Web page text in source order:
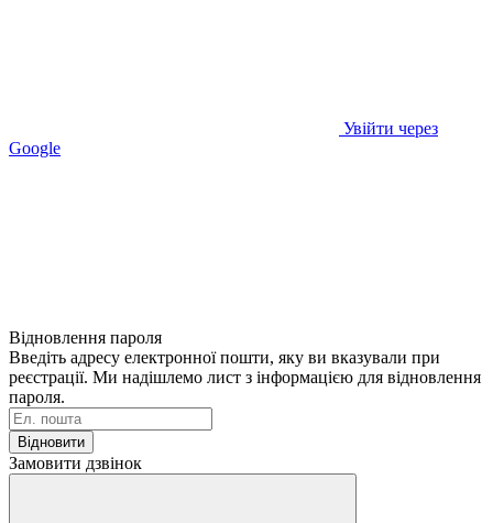
Увійти через
Google
Відновлення пароля
Введіть адресу електронної пошти, яку ви вказували при
реєстрації. Ми надішлемо лист з інформацією для відновлення
пароля.
Відновити
Замовити дзвінок